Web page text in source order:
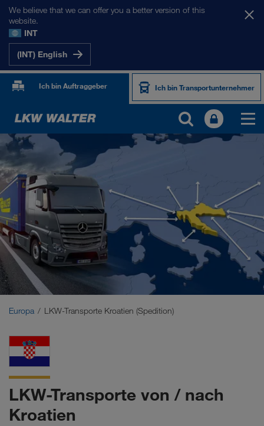
We believe that we can offer you a better version of this
website.
INT
(INT) English
Ich bin Auftraggeber Ich bin Transportunternehmer
UNSERE MÄRKTE
Europa
Zentralasien
Russland
Naher Osten
Europa LKW-Transporte Kroatien (Spedition)
LKW-Transporte von / nach
Kroatien